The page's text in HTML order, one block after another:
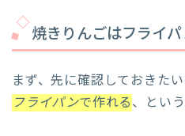
焼きりんごはフライ
まず、先に確認しておきたい
フライパンで作れる、とい